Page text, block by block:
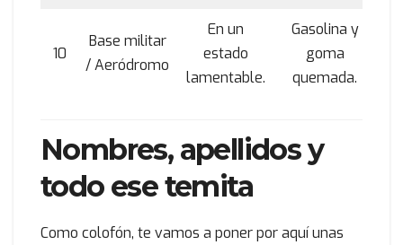
10
Base militar
/ Aeródromo
En un
estado
lamentable.
Gasolina y
goma
quemada.
Nombres, apellidos y
todo ese temita
Como colofón, te vamos a poner por aquí unas